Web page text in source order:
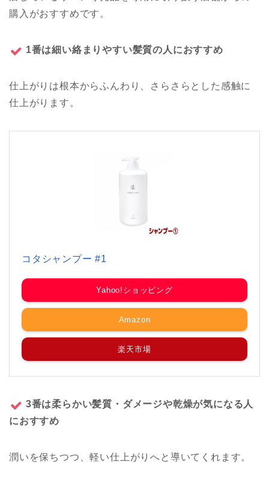
購入がおすすめです。
1番は細い絡まりやすい髪質の人におすすめ
仕上がりは根本からふんわり、さらさらとした感触に
仕上がります。
コタシャンプー #1
Yahoo!ショッピング
Amazon
楽天市場
3番は柔らかい髪質・ダメージや乾燥が気になる人
におすすめ
潤いを保ちつつ、軽い仕上がりへと導いてくれます。